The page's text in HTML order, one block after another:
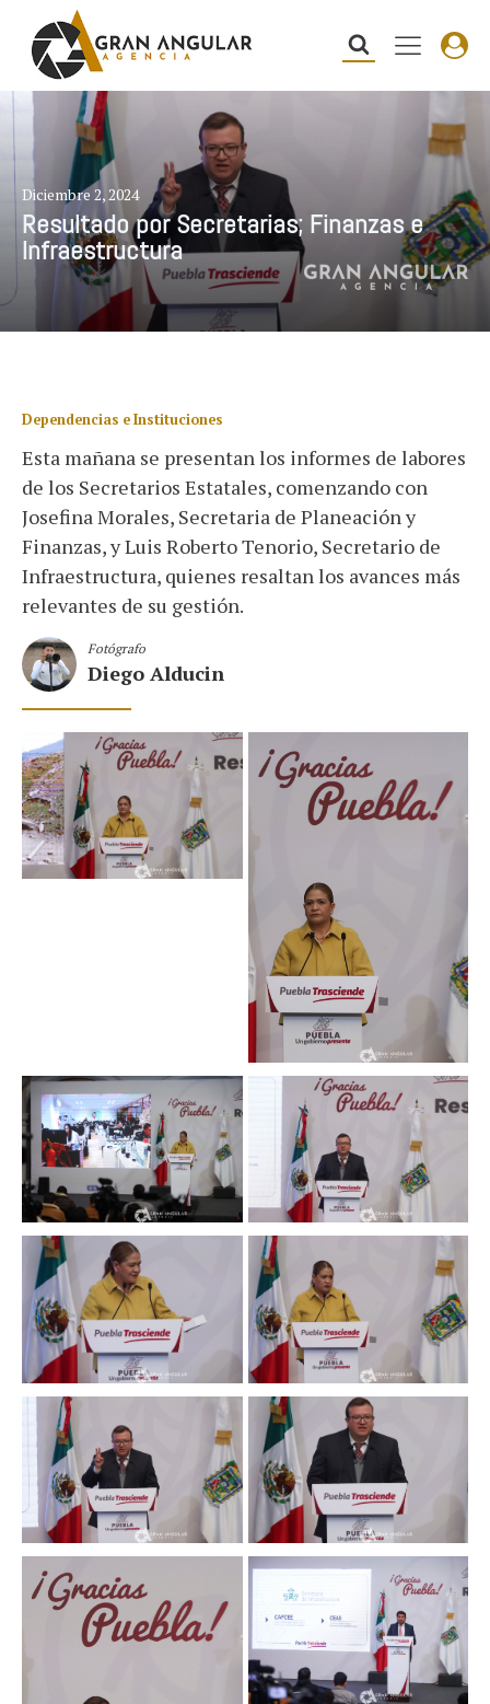
Diciembre 2, 2024
Resultado por Secretarias; Finanzas e
Infraestructura
Dependencias e Instituciones
Esta mañana se presentan los informes de labores
de los Secretarios Estatales, comenzando con
Josefina Morales, Secretaria de Planeación y
Finanzas, y Luis Roberto Tenorio, Secretario de
Infraestructura, quienes resaltan los avances más
relevantes de su gestión.
Fotógrafo
Diego Alducin